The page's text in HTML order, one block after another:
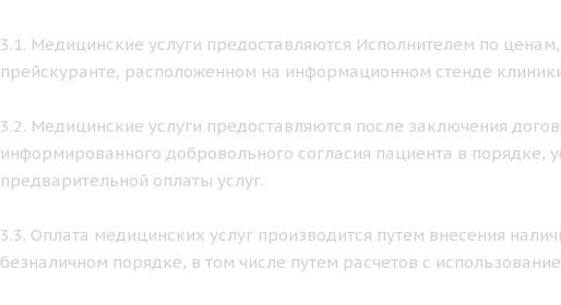
3.1. Медицинские услуги предоставляются Исполнителем по
прейскуранте, расположенном на информационном стенде
3.2. Медицинские услуги предоставляются после заключения
информированного добровольного согласия пациента в
предварительной оплаты услуг.
3.3. Оплата медицинских услуг производится путем внесения
безналичном порядке, в том числе путем расчетов с